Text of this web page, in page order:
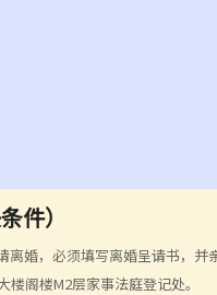
件）
离婚，必须填写离婚呈请书，并
楼阁楼M2层家事法庭登记处。
结婚，是否需要通知香港政府更
婚，但担心在香港不被承认。
婚礼